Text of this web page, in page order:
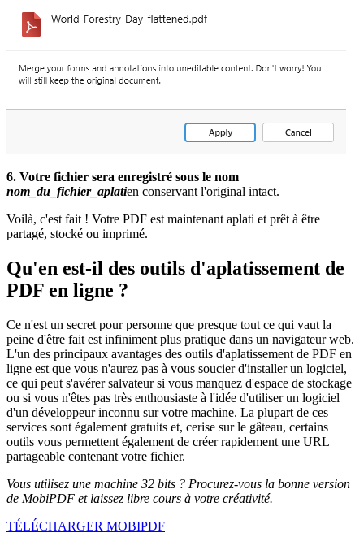
6. Votre fichier sera enregistré sous le nom
nom_du_fichier_aplatien conservant l'original intact.
Voilà, c'est fait ! Votre PDF est maintenant aplati et prêt à être
partagé, stocké ou imprimé.
Qu'en est-il des outils d'aplatissement de
PDF en ligne ?
Ce n'est un secret pour personne que presque tout ce qui vaut la
peine d'être fait est infiniment plus pratique dans un navigateur web.
L'un des principaux avantages des outils d'aplatissement de PDF en
ligne est que vous n'aurez pas à vous soucier d'installer un logiciel,
ce qui peut s'avérer salvateur si vous manquez d'espace de stockage
ou si vous n'êtes pas très enthousiaste à l'idée d'utiliser un logiciel
d'un développeur inconnu sur votre machine. La plupart de ces
services sont également gratuits et, cerise sur le gâteau, certains
outils vous permettent également de créer rapidement une URL
partageable contenant votre fichier.
Vous utilisez une machine 32 bits ? Procurez-vous la bonne version
de MobiPDF et laissez libre cours à votre créativité.
TÉLÉCHARGER MOBIPDF